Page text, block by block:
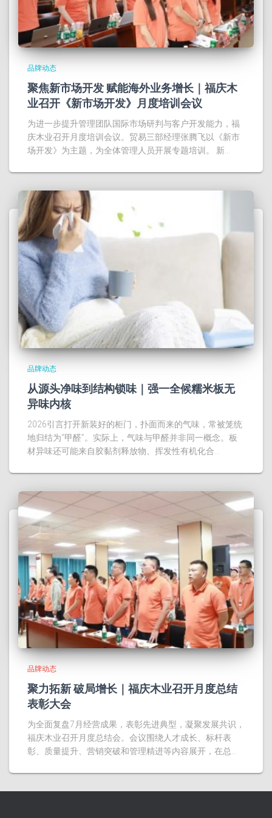
品牌动态
聚焦新市场开发 赋能海外业务增长｜福庆木
业召开《新市场开发》月度培训会议
为进一步提升管理团队国际市场研判与客户开发能力，福
庆木业召开月度培训会议。贸易三部经理张腾飞以《新市
场开发》为主题，为全体管理人员开展专题培训。 新…
品牌动态
从源头净味到结构锁味｜强一全候糯米板无
异味内核
2026引言打开新装好的柜门，扑面而来的气味，常被笼统
地归结为“甲醛”。实际上，气味与甲醛并非同一概念。板
材异味还可能来自胶黏剂释放物、挥发性有机化合…
品牌动态
聚力拓新 破局增长｜福庆木业召开月度总结
表彰大会
为全面复盘7月经营成果，表彰先进典型，凝聚发展共识，
福庆木业召开月度总结会。会议围绕人才成长、标杆表
彰、质量提升、营销突破和管理精进等内容展开，在总…